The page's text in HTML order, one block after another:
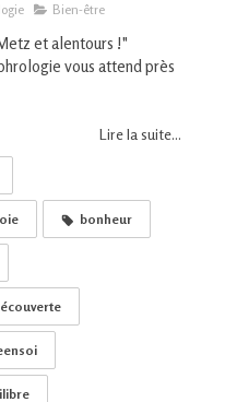
Bien-être
et alentours !"
vous attend près
Lire la suite...
bonheur